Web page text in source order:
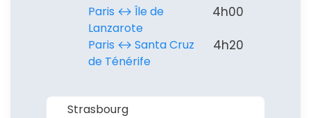
Paris ↔︎ Île de
Lanzarote
4h00
Paris ↔︎ Santa Cruz
de Ténérife
4h20
Strasbourg